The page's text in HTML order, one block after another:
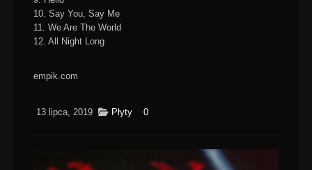
10. Say You, Say Me
11. We Are The World
12. All Night Long
empik.com
13 lipca, 2019 Płyty 0